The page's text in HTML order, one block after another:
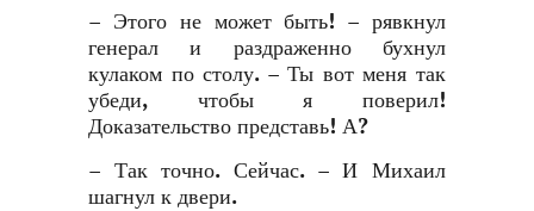
– Этого не может быть! – рявкнул
генерал и раздраженно бухнул
кулаком по столу. – Ты вот меня так
убеди, чтобы я поверил!
Доказательство представь! А?
– Так точно. Сейчас. – И Михаил
шагнул к двери.